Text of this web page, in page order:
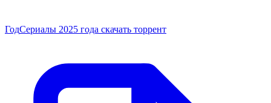
ГодСериалы 2025 года скачать торрент